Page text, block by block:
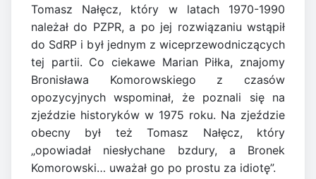
Tomasz Nałęcz, który w latach 1970-1990
należał do PZPR, a po jej rozwiązaniu wstąpił
do SdRP i był jednym z wiceprzewodniczących
tej partii. Co ciekawe Marian Piłka, znajomy
Bronisława Komorowskiego z czasów
opozycyjnych wspominał, że poznali się na
zjeździe historyków w 1975 roku. Na zjeździe
obecny był też Tomasz Nałęcz, który
„opowiadał niesłychane bzdury, a Bronek
Komorowski… uważał go po prostu za idiotę”.